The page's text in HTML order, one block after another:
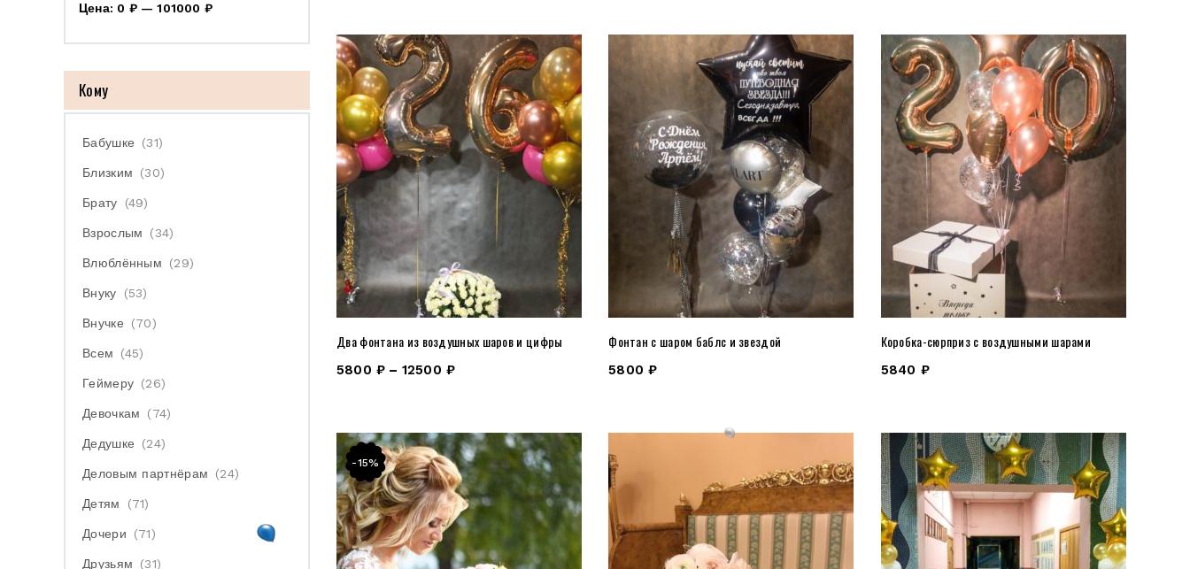
Два фонтана из воздушных шаров и цифры
5800 ₽ – 12500₽
Фонтан с шаром баблс и звездой
5800₽
Коробка-сюрприз с воздушными шарами
5840 ₽
-15%
Цена: 0 ₽—101000 ₽
Кому
Бабушке (31)
Близким (30)
Брату (49)
Взрослым (34)
Влюблённым (29)
Внуку (53)
Внучке (70)
Всем (45)
Геймеру (26)
Девочкам (74)
Дедушке (24)
Деловым партнёрам (24)
Детям (71)
Дочери (71)
Друзьям (31)